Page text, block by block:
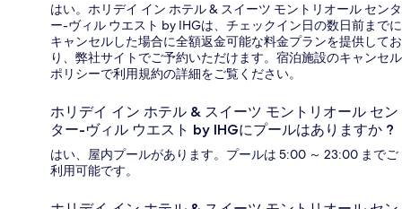
はい。ホリデイ イン ホテル & スイーツ モントリオール センタ
ー-ヴィル ウエスト by IHGは、チェックイン日の数日前までに
キャンセルした場合に全額返金可能な料金プランを提供してお
り、弊社サイトでご予約いただけます。宿泊施設のキャンセル
ポリシーで利用規約の詳細をご覧ください。
ホリデイ イン ホテル & スイーツ モントリオール セン
ター-ヴィル ウエスト by IHGにプールはありますか ?
はい、屋内プールがあります。プールは 5:00 ～ 23:00 までご
利用可能です。